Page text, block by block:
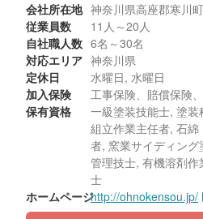
会社所在地 神奈川県高座郡寒川
従業員数
11人～20人
自社職人数 6名～30名
対応エリア 神奈川県
定休日
水曜日, 水曜日
加入保険
工事保険、賠償保険
保有資格
一級塗装技能士, 塗
組立作業主任者, 石
者, 窯業サイディン
管理技士, 有機溶剤
士
ホームページhttp://ohnokensou.jp/